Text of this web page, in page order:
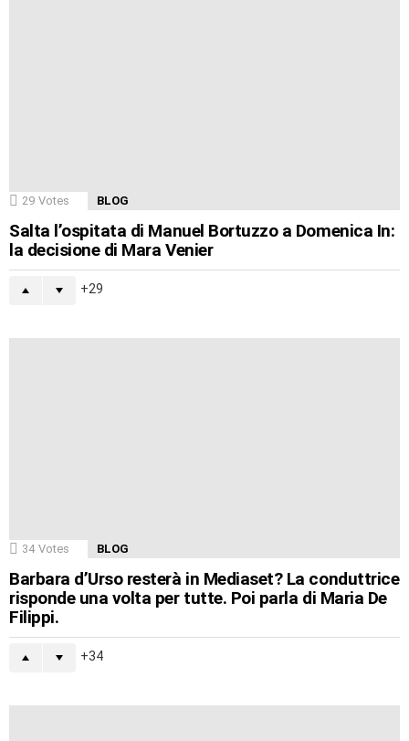
29 Votes BLOG
Salta l’ospitata di Manuel Bortuzzo a Domenica In:
la decisione di Mara Venier
29
34 Votes BLOG
Barbara d’Urso resterà in Mediaset? La conduttrice
risponde una volta per tutte. Poi parla di Maria De
Filippi.
34